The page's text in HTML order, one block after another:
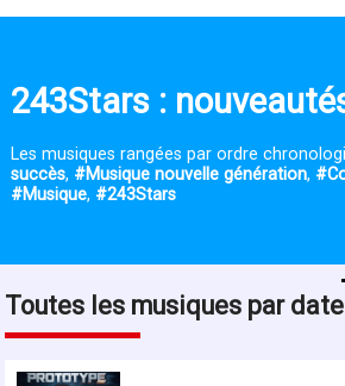
243Stars :
Les musiques rangées par ordre
succès, #Musique nouvelle génération,
#Musique, #243Stars
Toutes les musiques par